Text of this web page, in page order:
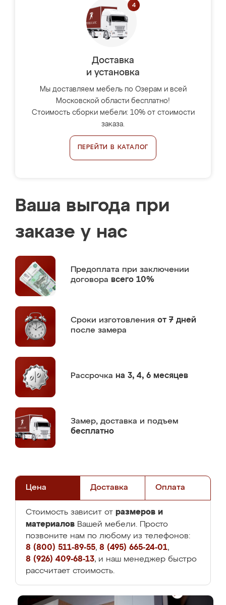
Доставка
и установка
Мы доставляем мебель по Озерам и всей
Московской области бесплатно!
Стоимость сборки мебели: 10% от стоимости
заказа.
ПЕРЕЙТИ В КАТАЛОГ
Ваша выгода при
заказе у нас
Предоплата при заключении
договора всего 10%
Сроки изготовления от 7 дней
после замера
Рассрочка на 3, 4, 6 месяцев
Замер, доставка и подъем
бесплатно
Цена Доставка Оплата
Стоимость зависит от размеров и
материалов Вашей мебели. Просто
позвоните нам по любому из телефонов:
8 (800) 511-89-55, 8 (495) 665-24-01,
8 (926) 409-68-13, и наш менеджер быстро
рассчитает стоимость.